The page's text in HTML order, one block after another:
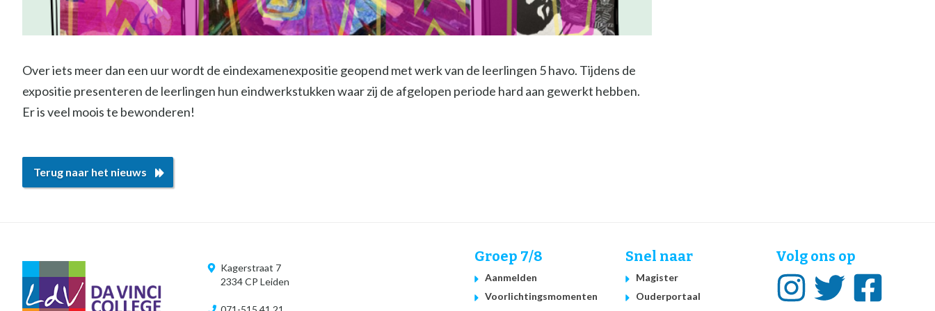
Over iets meer dan een uur wordt de eindexamenexpositie geopend met werk van de leerlingen 5 havo. Tijdens de
expositie presenteren de leerlingen hun eindwerkstukken waar zij de afgelopen periode hard aan gewerkt hebben.
Er is veel moois te bewonderen!
Terug naar het nieuws
Kagerstraat 7
2334 CP Leiden
Groep 7/8
Aanmelden
Voorlichtingsmomenten
Snel naar
Magister
Ouderportaal
Volg ons op